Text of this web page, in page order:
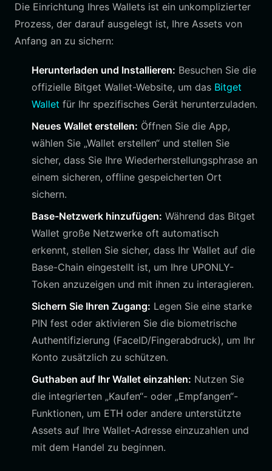
Die Einrichtung Ihres Wallets ist ein unkomplizierter
Prozess, der darauf ausgelegt ist, Ihre Assets von
Anfang an zu sichern:
Herunterladen und Installieren: Besuchen Sie die
offizielle Bitget Wallet-Website, um das Bitget
Wallet für Ihr spezifisches Gerät herunterzuladen.
Neues Wallet erstellen: Öffnen Sie die App,
wählen Sie „Wallet erstellen“ und stellen Sie
sicher, dass Sie Ihre Wiederherstellungsphrase an
einem sicheren, offline gespeicherten Ort
sichern.
Base-Netzwerk hinzufügen: Während das Bitget
Wallet große Netzwerke oft automatisch
erkennt, stellen Sie sicher, dass Ihr Wallet auf die
Base-Chain eingestellt ist, um Ihre UPONLY-
Token anzuzeigen und mit ihnen zu interagieren.
Sichern Sie Ihren Zugang: Legen Sie eine starke
PIN fest oder aktivieren Sie die biometrische
Authentifizierung (FaceID/Fingerabdruck), um Ihr
Konto zusätzlich zu schützen.
Guthaben auf Ihr Wallet einzahlen: Nutzen Sie
die integrierten „Kaufen“- oder „Empfangen“-
Funktionen, um ETH oder andere unterstützte
Assets auf Ihre Wallet-Adresse einzuzahlen und
mit dem Handel zu beginnen.